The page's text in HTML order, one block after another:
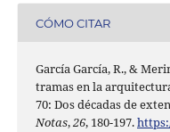
CÓMO CITAR
García García, R., &
tramas en la
70: Dos décadas de
Notas,26, 180-197.